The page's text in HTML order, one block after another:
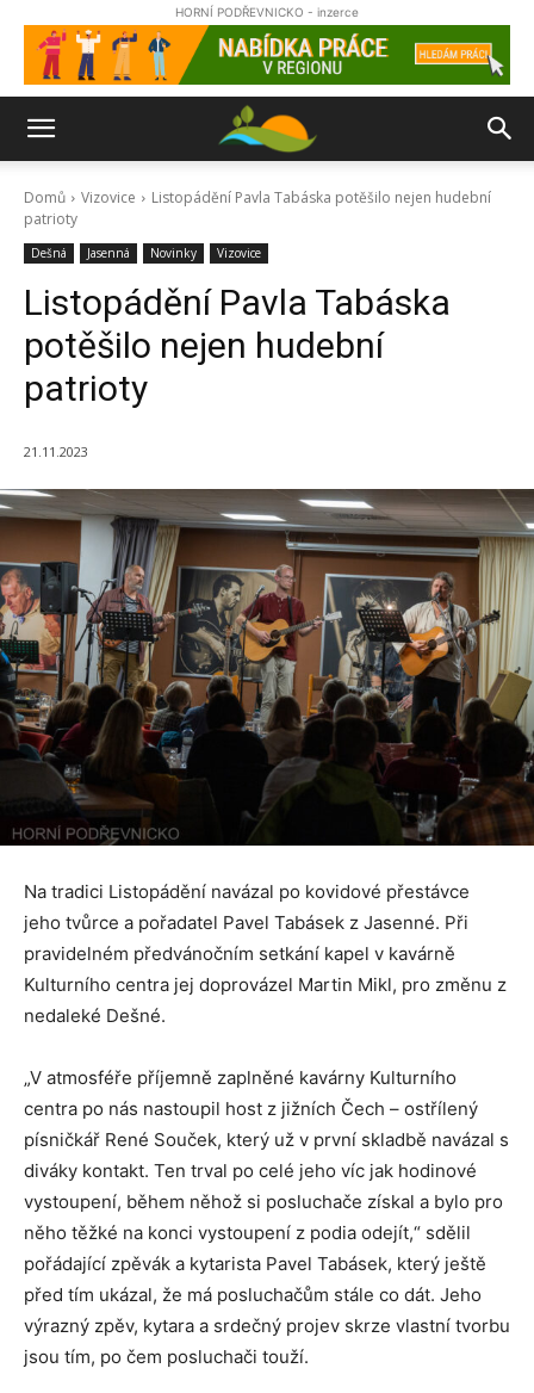
HORNÍ PODŘEVNICKO - inzerce
Domů Vizovice
Listopádění Pavla Tabáska potěšilo nejen hudební
patrioty
Dešná Jasenná Novinky Vizovice
Listopádění Pavla Tabáska
potěšilo nejen hudební
patrioty
21.11.2023
Na tradici Listopádění navázal po kovidové přestávce
jeho tvůrce a pořadatel Pavel Tabásek z Jasenné. Při
pravidelném předvánočním setkání kapel v kavárně
Kulturního centra jej doprovázel Martin Mikl, pro změnu z
nedaleké Dešné.
„V atmosféře příjemně zaplněné kavárny Kulturního
centra po nás nastoupil host z jižních Čech – ostřílený
písničkář René Souček, který už v první skladbě navázal s
diváky kontakt. Ten trval po celé jeho víc jak hodinové
vystoupení, během něhož si posluchače získal a bylo pro
něho těžké na konci vystoupení z podia odejít,“ sdělil
pořádající zpěvák a kytarista Pavel Tabásek, který ještě
před tím ukázal, že má posluchačům stále co dát. Jeho
výrazný zpěv, kytara a srdečný projev skrze vlastní tvorbu
jsou tím, po čem posluchači touží.